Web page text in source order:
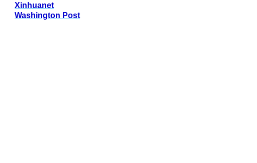
Xinhuanet
Washington Post